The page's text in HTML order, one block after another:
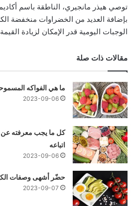
توصي هيذر مانجيري، الناطقة باسم
بإضافة العديد من الخضراوات منخفضة
الوجبات اليومية قدر الإمكان لزيادة
مقالات ذات صلة
ما هي الفواكه
2023-09-06
كل ما يجب معرفته عن
اتباعه
2023-09-06
حضّر أشهى وصفات
2023-09-07